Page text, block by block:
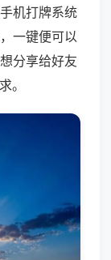
机打牌系统
一键便可以
分享给好友
。